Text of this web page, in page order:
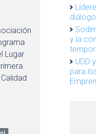
Lugar
y la
UDD
para